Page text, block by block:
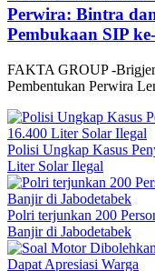
Perwira: Bintra
Pembukaan SIP
FAKTA GROUP -
Pembentukan Perwira
Polisi Ungkap Kasus
Liter Solar Ilegal
Polri terjunkan 200
Banjir di Jabodetabek